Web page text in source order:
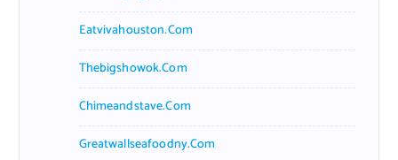
Eatvivahouston.com
Thebigshowok.com
Chimeandstave.com
Greatwallseafoodny.com